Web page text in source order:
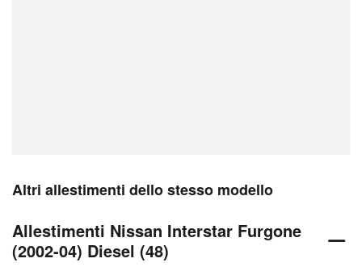
Altri allestimenti dello stesso modello
Allestimenti Nissan Interstar Furgone
(2002-04) Diesel (48)